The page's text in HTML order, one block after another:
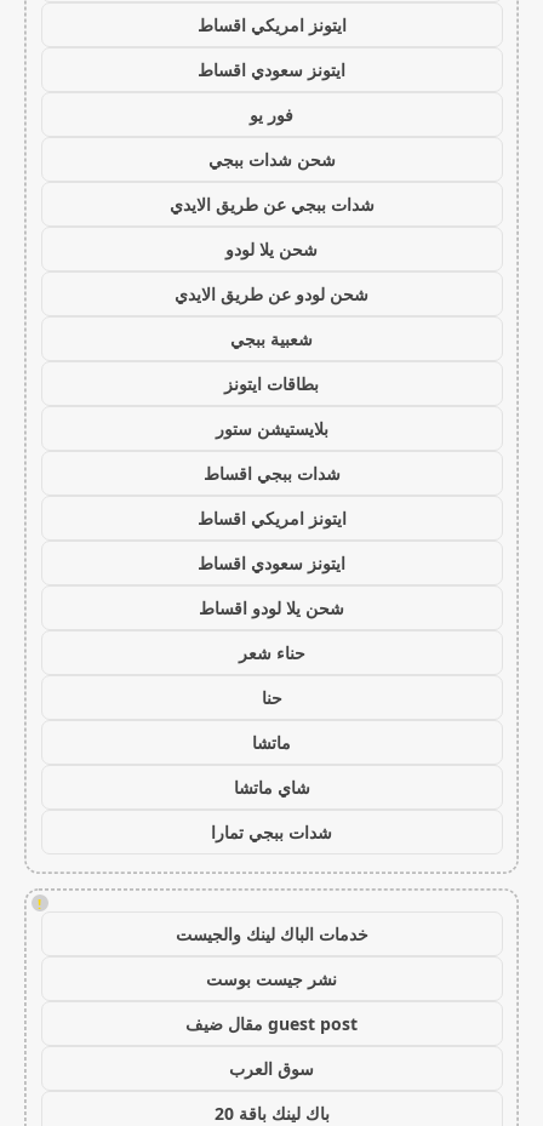
ايتونز امريكي اقساط
ايتونز سعودي اقساط
فور يو
شحن شدات ببجي
شدات ببجي عن طريق الايدي
شحن يلا لودو
شحن لودو عن طريق الايدي
شعبية ببجي
بطاقات ايتونز
بلايستيشن ستور
شدات ببجي اقساط
ايتونز امريكي اقساط
ايتونز سعودي اقساط
شحن يلا لودو اقساط
حناء شعر
حنا
ماتشا
شاي ماتشا
شدات ببجي تمارا
!
خدمات الباك لينك والجيست
نشر جيست بوست
guest post مقال ضيف
سوق العرب
باك لينك باقة 20